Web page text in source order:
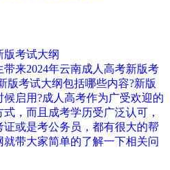
版考试大纲
来2024年云南成人高考新版考
版考试大纲包括哪些内容?新版
启用?成人高考作为广受欢迎的
，而且成考学历受广泛认可，
或是考公务员，都有很大的帮
带大家简单的了解一下相关问